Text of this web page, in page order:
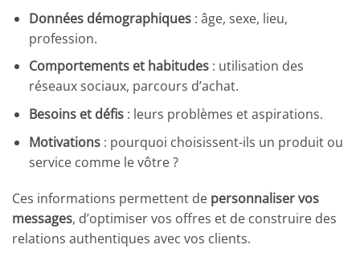
Données démographiques: âge, sexe, lieu,
profession.
Comportements et habitudes: utilisation des
réseaux sociaux, parcours d’achat.
Besoins et défis: leurs problèmes et aspirations.
Motivations: pourquoi choisissent-ils un produit ou
service comme le vôtre ?
Ces informations permettent de personnaliser vos
messages, d’optimiser vos offres et de construire des
relations authentiques avec vos clients.